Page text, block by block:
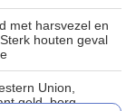
met harsvezel en
houten geval
Union,
geld, borg